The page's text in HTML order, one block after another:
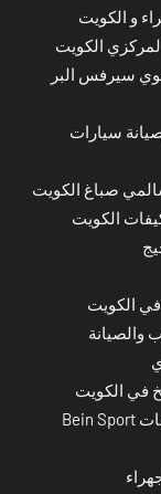
و الكويت
الكويت
سيرفس البر
سيارات
صباغ الكويت
الكويت
والصيانة
في الكويت
اشتراك بي ان سبورت المنطقة العاشرة باقات Bein Sport